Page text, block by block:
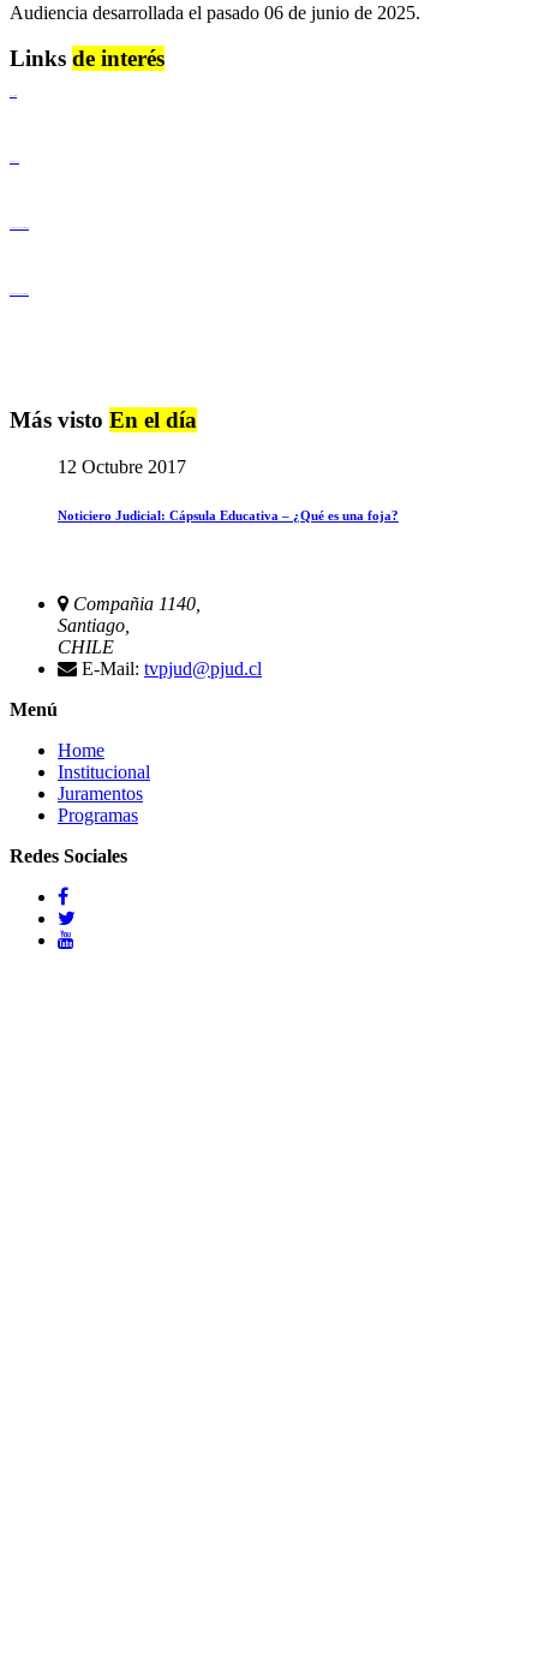
Audiencia desarrollada el pasado 06 de junio de 2025.
Links de interés
Más visto En el día
12 Octubre 2017
Noticiero Judicial: Cápsula Educativa – ¿Qué es una foja?
Compañia 1140,
Santiago,
CHILE
E-Mail: tvpjud@pjud.cl
Menú
Home
Institucional
Juramentos
Programas
Redes Sociales